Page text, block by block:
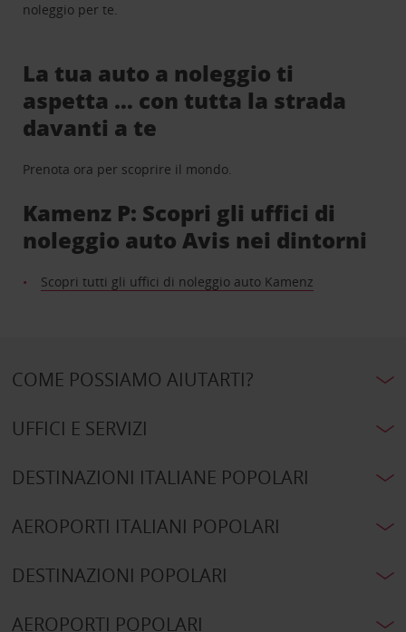
noleggio per te.
La tua auto a noleggio ti
aspetta … con tutta la strada
davanti a te
Prenota ora per scoprire il mondo.
Kamenz P: Scopri gli uffici di
noleggio auto Avis nei dintorni
Scopri tutti gli uffici di noleggio auto Kamenz
COME POSSIAMO AIUTARTI?
UFFICI E SERVIZI
DESTINAZIONI ITALIANE POPOLARI
AEROPORTI ITALIANI POPOLARI
DESTINAZIONI POPOLARI
AEROPORTI POPOLARI